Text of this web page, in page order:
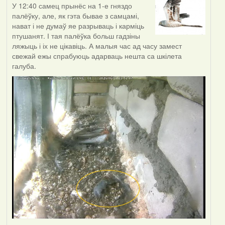
У 12:40 самец прынёс на 1-е гняздо
палёўку, але, як гэта бывае з самцамі,
нават і не думаў яе разрываць і карміць
птушанят. І тая палёўка больш гадзіны
ляжыць і іх не цікавіць. А малыя час ад часу замест
свежай ежы спрабуюць адарваць нешта са шкілета
галуба.